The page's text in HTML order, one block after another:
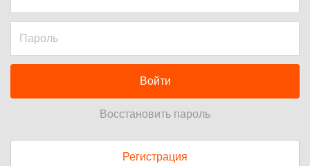
Войти
Восстановить пароль
Регистрация